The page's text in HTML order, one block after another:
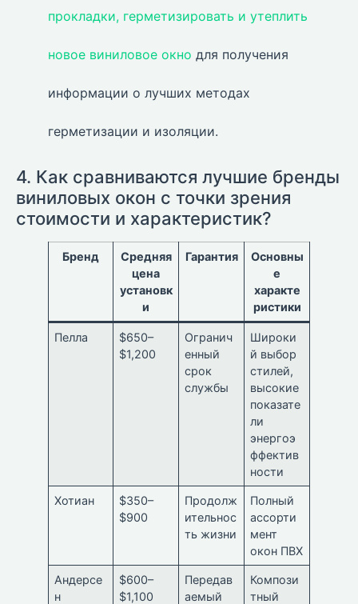
прокладки, герметизировать и утеплить
новое виниловое окно для получения
информации о лучших методах
герметизации и изоляции.
4. Как сравниваются лучшие бренды
виниловых окон с точки зрения
стоимости и характеристик?
Бренд
Средняя
цена
установк
и
Гарантия
Основны
е
характе
ристики
Пелла
$650–
$1,200
Огранич
енный
срок
службы
Широки
й выбор
стилей,
высокие
показате
ли
энергоэ
ффектив
ности
Хотиан
$350–
$900
Продолж
ительнос
ть жизни
Полный
ассорти
мент
окон ПВХ
Андерсе
н
$600–
$1,100
Передав
аемый
Компози
тный